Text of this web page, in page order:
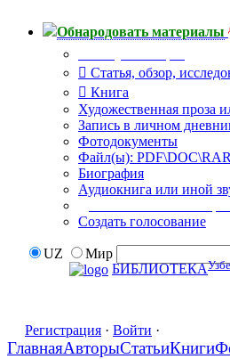
Обнародовать материалы
Статья, обзор,
Книга
Художественная проза
Запись в личном
Фотодокументы
Файл(ы):
Биография
Аудиокнига или иной
Создать голосование
UZ
Мир
БИБЛИОТЕКА
Регистрация · Войти ·
ГлавнаяАвторыСтатьиКниги